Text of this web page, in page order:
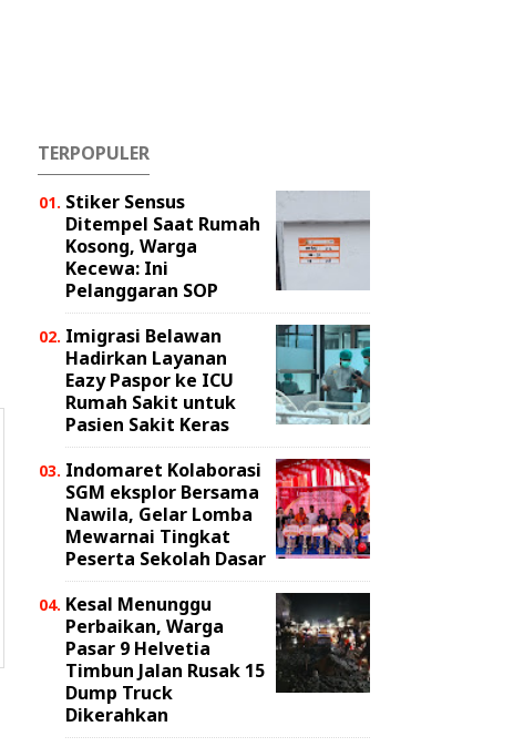
TERPOPULER
Stiker Sensus
Ditempel Saat Rumah
Kosong, Warga
Kecewa: Ini
Pelanggaran SOP
Imigrasi Belawan
Hadirkan Layanan
Eazy Paspor ke ICU
Rumah Sakit untuk
Pasien Sakit Keras
Indomaret Kolaborasi
SGM eksplor Bersama
Nawila, Gelar Lomba
Mewarnai Tingkat
Peserta Sekolah Dasar
Kesal Menunggu
Perbaikan, Warga
Pasar 9 Helvetia
Timbun Jalan Rusak 15
Dump Truck
Dikerahkan